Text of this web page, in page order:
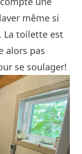
même si
La toilette est
alors pas
se soulager!